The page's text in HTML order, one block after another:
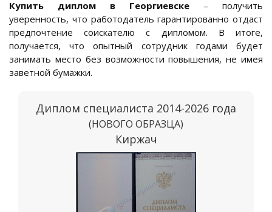
Купить диплом в Георгиевске – получить
уверенность, что работодатель гарантированно отдаст
предпочтение соискателю с дипломом. В итоге,
получается, что опытный сотрудник годами будет
занимать место без возможности повышения, не имея
заветной бумажки.
Диплом специалиста 2014-2026 года
(НОВОГО ОБРАЗЦА)
Киржач